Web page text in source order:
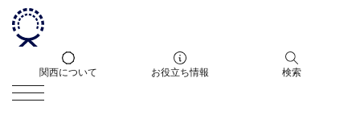
関西について お役立ち情報 検索